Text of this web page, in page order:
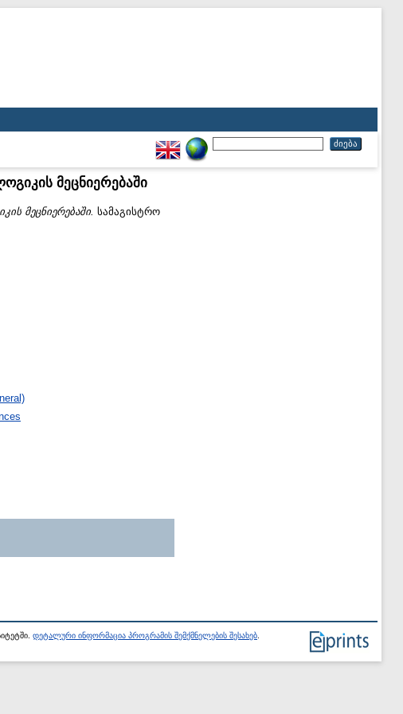
მეცნიერებაში
მეცნიერებაში. სამაგისტრო
დეტალური ინფორმაცია პროგრამის შემქმნელების შესახებ.